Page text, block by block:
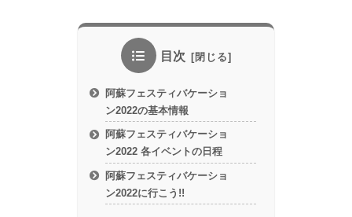
目次
阿蘇フェスティバケーショ
ン2022の基本情報
阿蘇フェスティバケーショ
ン2022 各イベントの日程
阿蘇フェスティバケーショ
ン2022に行こう!!